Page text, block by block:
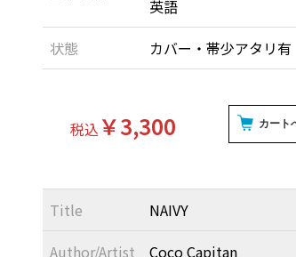
英語
状態
カバー・帯少アタリ有
税込 ￥3,300
Title
NAIVY
Author/Artist
Coco Capitan